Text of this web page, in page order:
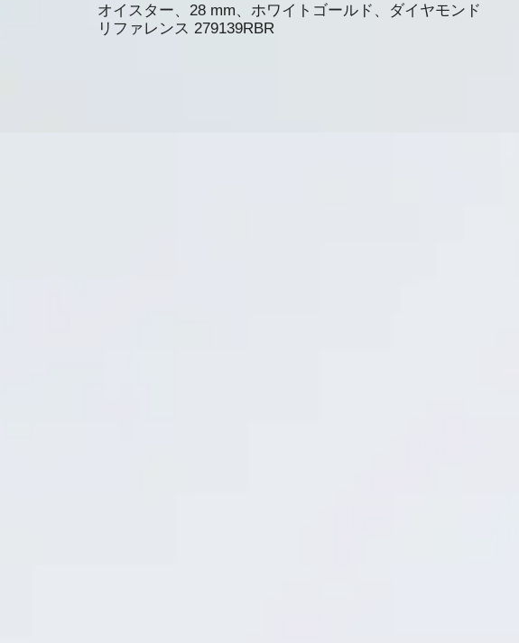
オイスター、28 mm、ホワイトゴールド、ダイヤモンド
リファレンス 279139RBR